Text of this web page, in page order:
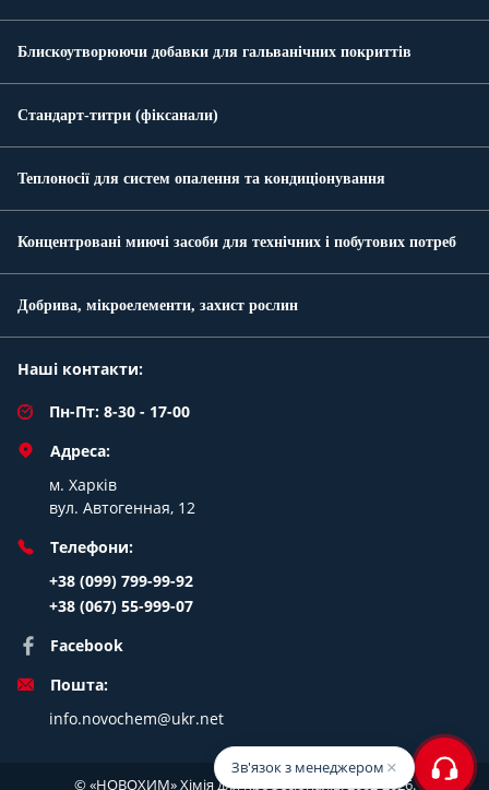
Блискоутворюючи добавки для гальванічних покриттів
Стандарт-титри (фіксанали)
Теплоносії для систем опалення та кондиціонування
Концентровані миючі засоби для технічних і побутових потреб
Добрива, мікроелементи, захист рослин
Наші контакти:
Пн-Пт: 8-30 - 17-00
Адреса:
м. Харків
вул. Автогенная, 12
Телефони:
+38 (099) 799-99-92
+38 (067) 55-999-07
Facebook
Пошта:
info.novochem@ukr.net
© «НОВОХИМ» Хімія для професіоналів. 2002-2026.
Зв'язок з менеджером ×